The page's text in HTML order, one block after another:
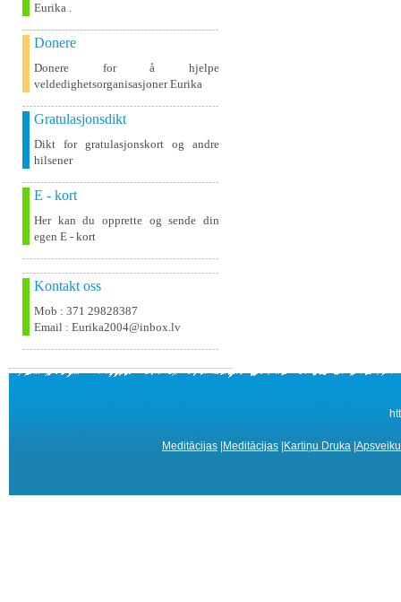
Eurika .
Donere
Donere for å hjelpe
veldedighetsorganisasjoner Eurika
Gratulasjonsdikt
Dikt for gratulasjonskort og andre
hilsener
E - kort
Her kan du opprette og sende din
egen E - kort
Kontakt oss
Mob : 371 29828387
Email : Eurika2004@inbox.lv
Meditācijas Meditācijas Kartiņu Druka